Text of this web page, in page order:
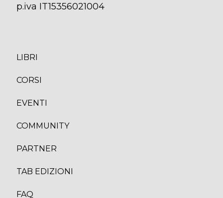
p.iva IT15356021004
LIBRI
CORSI
EVENTI
COMMUNITY
PARTNER
TAB EDIZIONI
FAQ